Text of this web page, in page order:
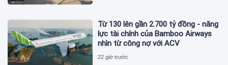
Từ 130 lên gần 2.700 tỷ đồng - năng
lực tài chính của Bamboo Airways
nhìn từ công nợ với ACV
22 giờ trước